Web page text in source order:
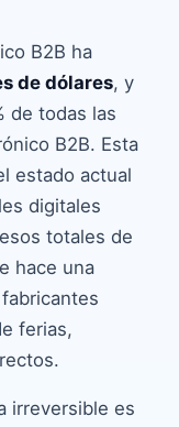
B2B ha
de dólares, y
de todas las
B2B. Esta
estado actual
digitales
totales de
hace una
ferias,
irreversible es